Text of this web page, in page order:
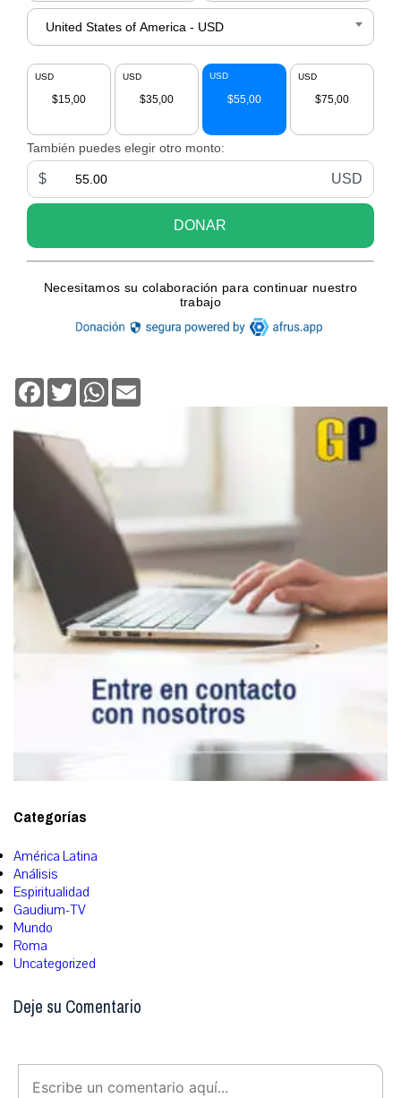
Facebook
TwitterWhatsApp
Categorías
América Latina
Análisis
Espiritualidad
Gaudium-TV
Mundo
Roma
Uncategorized
Deje su Comentario